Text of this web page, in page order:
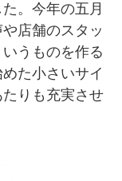
。今年の五月
店舗のスタッ
うものを作る
た小さいサイ
りも充実させ